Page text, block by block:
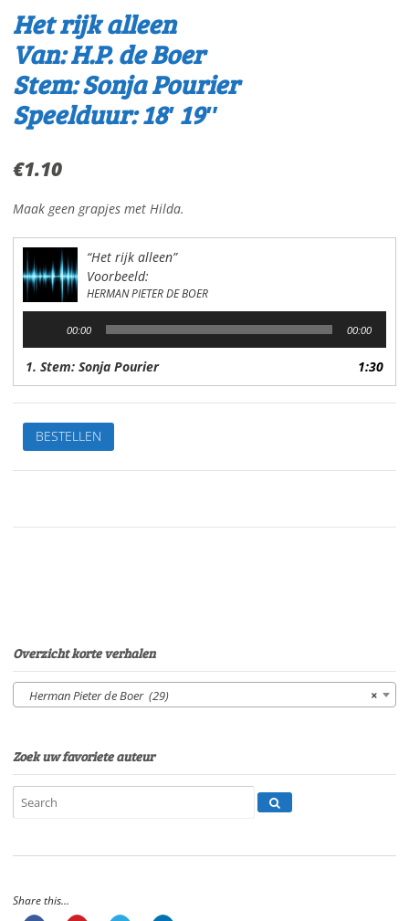
Het rijk alleen
Van: H.P. de Boer
Stem: Sonja Pourier
Speelduur: 18′ 19″
€1.10
Maak geen grapjes met Hilda.
“Het rijk alleen”
Voorbeeld:
HERMAN PIETER DE BOER
00:00 00:00
1. Stem: Sonja Pourier 1:30
Het
rijk
alleenVan:
BoerStem:
BESTELLEN
Overzicht korte verhalen
×
Herman Pieter de Boer (29)
Zoek uw favoriete auteur
Share this...